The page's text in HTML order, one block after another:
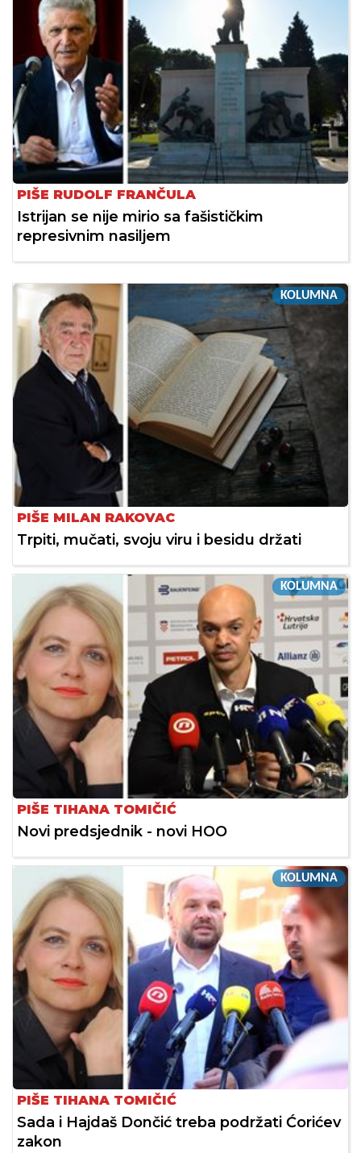
PIŠE RUDOLF FRANČULA
Istrijan se nije mirio sa fašističkim
represivnim nasiljem
KOLUMNA
PIŠE MILAN RAKOVAC
Trpiti, mučati, svoju viru i besidu držati
KOLUMNA
PIŠE TIHANA TOMIČIĆ
Novi predsjednik - novi HOO
KOLUMNA
PIŠE TIHANA TOMIČIĆ
Sada i Hajdaš Dončić treba podržati Ćorićev
zakon